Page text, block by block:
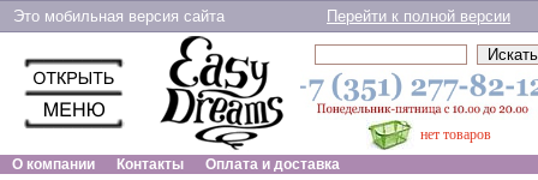
Это мобильная версия сайта Перейти к полной версии
нет товаров
О компании
Контакты Оплата и доставка